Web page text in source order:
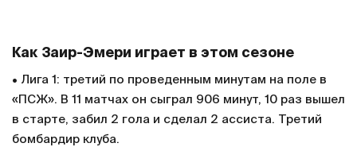
Как Заир-Эмери играет в этом сезоне
• Лига 1: третий по проведенным минутам на поле в
«ПСЖ». В 11 матчах он сыграл 906 минут, 10 раз вышел
в старте, забил 2 гола и сделал 2 ассиста. Третий
бомбардир клуба.